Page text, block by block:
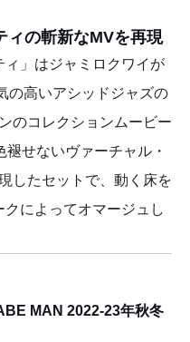
ィの斬新なMVを再現
」はジャミロクワイが
の高いアシッドジャズの
のコレクションムービー
せないヴァーチャル・
したセットで、動く床を
によってオマージュし
MAN 2022-23年秋冬